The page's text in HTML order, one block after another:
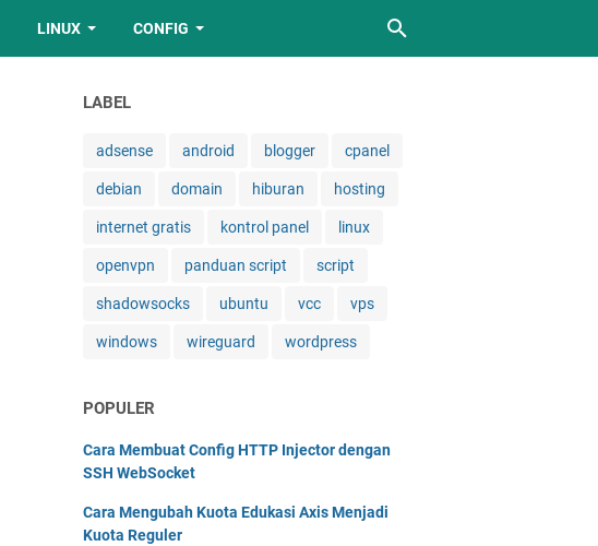
LINUX CONFIG
LABEL
adsense android blogger cpanel
debian domain hiburan hosting
internet gratis kontrol panel linux
openvpn panduan script script
shadowsocks ubuntu vcc vps
windows wireguard wordpress
POPULER
Cara Membuat Config HTTP Injector dengan
SSH WebSocket
Cara Mengubah Kuota Edukasi Axis Menjadi
Kuota Reguler